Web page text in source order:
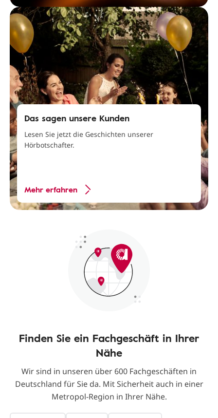
Das sagen unsere Kunden
Lesen Sie jetzt die Geschichten unserer
Hörbotschafter.
Mehr erfahren
Finden Sie ein Fachgeschäft in Ihrer
Nähe
Wir sind in unseren über 600 Fachgeschäften in
Deutschland für Sie da. Mit Sicherheit auch in einer
Metropol-Region in Ihrer Nähe.